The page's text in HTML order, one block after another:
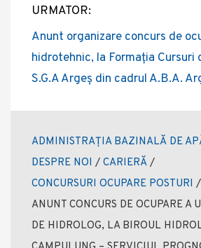
URMATOR:
Anunt organizare concurs de
hidrotehnic, la Formația Cursuri
S.G.A Argeș din cadrul A.B.A.
ADMINISTRAȚIA BAZINALĂ DE
DESPRE NOI / CARIERĂ /
CONCURSURI OCUPARE POSTURI /
ANUNT CONCURS DE OCUPARE A
DE HIDROLOG, LA BIROUL